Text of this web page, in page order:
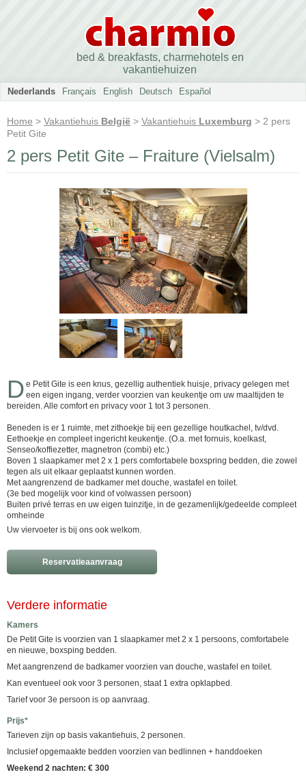
bed & breakfasts, charmehotels en
vakantiehuizen
Nederlands Français English Deutsch Español
Home > Vakantiehuis België > Vakantiehuis Luxemburg > 2 pers
Petit Gite
2 pers Petit Gite – Fraiture (Vielsalm)
D e Petit Gite is een knus, gezellig authentiek huisje, privacy gelegen met
een eigen ingang, verder voorzien van keukentje om uw maaltijden te
bereiden. Alle comfort en privacy voor 1 tot 3 personen.
Beneden is er 1 ruimte, met zithoekje bij een gezellige houtkachel, tv/dvd.
Eethoekje en compleet ingericht keukentje. (O.a. met fornuis, koelkast,
Senseo/koffiezetter, magnetron (combi) etc.)
Boven 1 slaapkamer met 2 x 1 pers comfortabele boxspring bedden, die zowel
tegen als uit elkaar geplaatst kunnen worden.
Met aangrenzend de badkamer met douche, wastafel en toilet.
(3e bed mogelijk voor kind of volwassen persoon)
Buiten privé terras en uw eigen tuinzitje, in de gezamenlijk/gedeelde compleet
omheinde
Uw viervoeter is bij ons ook welkom.
Reservatieaanvraag
Verdere informatie
Kamers
De Petit Gite is voorzien van 1 slaapkamer met 2 x 1 persoons, comfortabele
en nieuwe, boxsping bedden.
Met aangrenzend de badkamer voorzien van douche, wastafel en toilet.
Kan eventueel ook voor 3 personen, staat 1 extra opklapbed.
Tarief voor 3e persoon is op aanvraag.
Prijs*
Tarieven zijn op basis vakantiehuis, 2 personen.
Inclusief opgemaakte bedden voorzien van bedlinnen + handdoeken
Weekend 2 nachten: € 300